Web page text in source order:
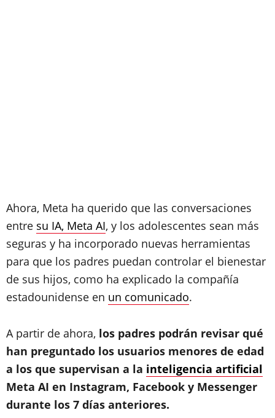
Ahora, Meta ha querido que las conversaciones
entre su IA, Meta AI, y los adolescentes sean más
seguras y ha incorporado nuevas herramientas
para que los padres puedan controlar el bienestar
de sus hijos, como ha explicado la compañía
estadounidense en un comunicado.
A partir de ahora, los padres podrán revisar qué
han preguntado los usuarios menores de edad
a los que supervisan a la inteligencia artificial
Meta AI en Instagram, Facebook y Messenger
durante los 7 días anteriores.